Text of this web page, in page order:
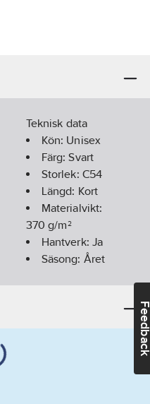
Teknisk data
Kön: Unisex
Färg:Svart
Storlek: C54
Längd: Kort
Materialvikt:
370 g/m²
Hantverk: Ja
Säsong: Året